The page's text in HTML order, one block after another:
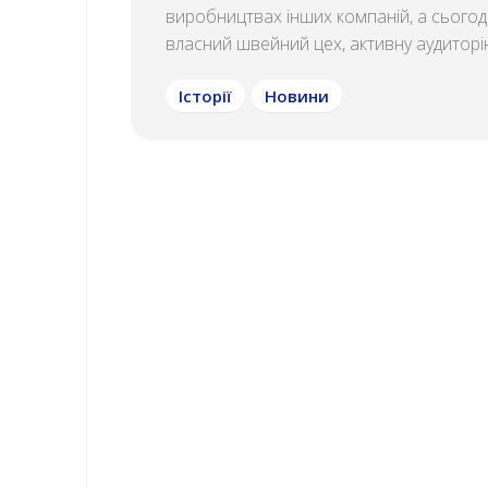
виробництвах інших компаній, а
власний швейний цех, активну
Історії Новини